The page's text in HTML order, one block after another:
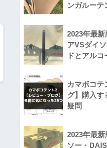
ンガルーテ
2023年最
アVSダイ
ドとアル
カマボコテ
グ】購入す
疑問
2023年最
ソー・